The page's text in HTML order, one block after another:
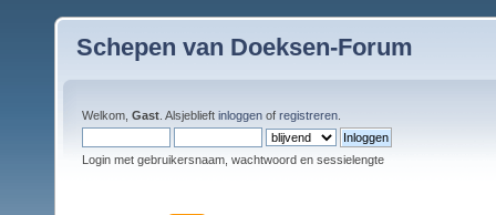
Schepen van Doeksen-Forum
Welkom, Gast . Alsjeblieft inloggen of registreren
Login met gebruikersnaam, wachtwoord en sessielengte